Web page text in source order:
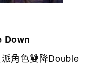
Down
角色雙降Double